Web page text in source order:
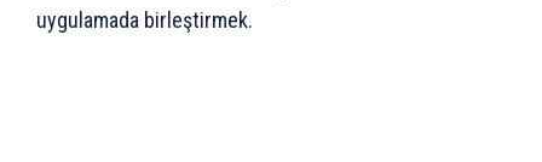
uygulamada birleştirmek.